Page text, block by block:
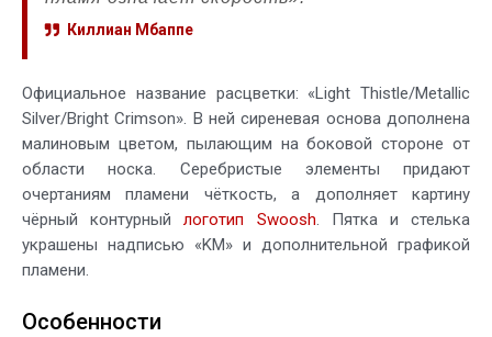
Киллиан Мбаппе
Официальное название расцветки: «Light Thistle/Metallic
Silver/Bright Crimson». В ней сиреневая основа дополнена
малиновым цветом, пылающим на боковой стороне от
области носка. Серебристые элементы придают
очертаниям пламени чёткость, а дополняет картину
чёрный контурныйлоготип Swoosh. Пятка и стелька
украшены надписью «KM» и дополнительной графикой
пламени.
Особенности